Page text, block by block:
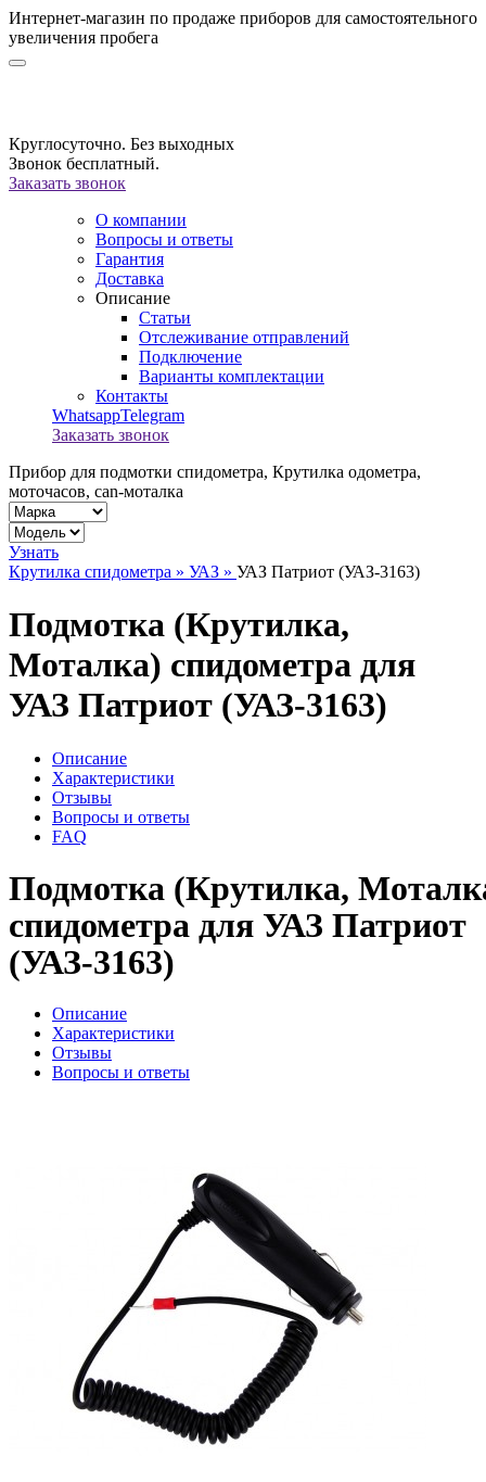
Интернет-магазин по продаже приборов для самостоятельного
увеличения пробега
Круглосуточно. Без выходных
Звонок бесплатный.
Заказать звонок
О компании
Вопросы и ответы
Гарантия
Доставка
Описание
Статьи
Отслеживание отправлений
Подключение
Варианты комплектации
Контакты
WhatsappTelegram
Заказать звонок
Прибор для подмотки спидометра, Крутилка одометра,
моточасов, can-моталка
Узнать
Крутилка спидометра » УАЗ » УАЗ Патриот (УАЗ-3163)
Подмотка (Крутилка,
Моталка) спидометра для
УАЗ Патриот (УАЗ-3163)
Описание
Характеристики
Отзывы
Вопросы и ответы
FAQ
Подмотка (Крутилка,
спидометра для УАЗ Патриот
(УАЗ-3163)
Описание
Характеристики
Отзывы
Вопросы и ответы